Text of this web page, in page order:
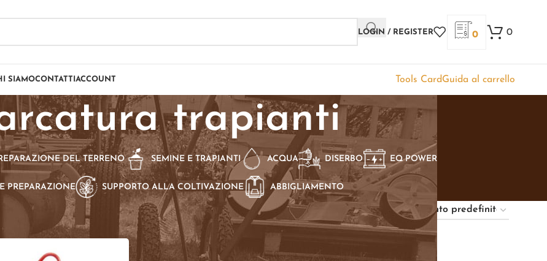
LOGIN / REGISTER 0 0
SIAMOCONTATTI ACCOUNT Tools CardGuida al carrello
trapianti
DEL TERRENO SEMINE E TRAPIANTI ACQUA DISERBO EQ POWER
PREPARAZIONE SUPPORTO ALLA COLTIVAZIONE ABBIGLIAMENTO
taggati “marcatura trapianti” Show 18 24